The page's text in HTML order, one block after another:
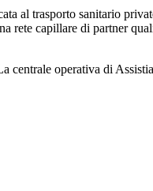
al trasporto sanitario
rete capillare di partner
operativa di